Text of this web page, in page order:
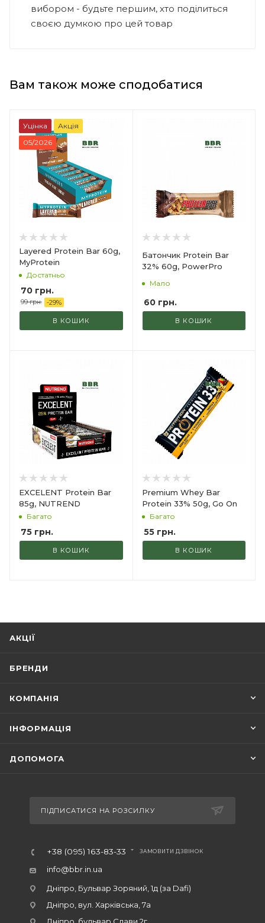
вибором - будьте першим, хто поділиться
своєю думкою про цей товар
Вам також може сподобатися
Уцінка
Акція
05/2026
Layered Protein Bar 60g,
MyProtein
Достатньо
70 грн.
99грн. -29%
В КОШИК
Батончик Protein Bar
32% 60g, PowerPro
Мало
60грн.
В КОШИК
EXCELENT Protein Bar
85g, NUTREND
Багато
75 грн.
В КОШИК
Premium Whey Bar
Protein 33% 50g, Go On
Багато
55грн.
В КОШИК
АКЦІЇ
БРЕНДИ
КОМПАНІЯ
ІНФОРМАЦІЯ
ДОПОМОГА
ПІДПИСАТИСЯ НА РОЗСИЛКУ
+38 (095) 163-83-33 ЗАМОВИТИ ДЗВІНОК
info@bbr.in.ua
Дніпро, Бульвар Зоряний, 1д (за Dafi)
Дніпро, вул. Харківська, 7а